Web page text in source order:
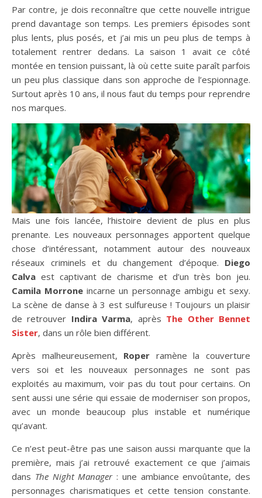
Par contre, je dois reconnaître que cette nouvelle intrigue
prend davantage son temps. Les premiers épisodes sont
plus lents, plus posés, et j’ai mis un peu plus de temps à
totalement rentrer dedans. La saison 1 avait ce côté
montée en tension puissant, là où cette suite paraît parfois
un peu plus classique dans son approche de l’espionnage.
Surtout après 10 ans, il nous faut du temps pour reprendre
nos marques.
Mais une fois lancée, l’histoire devient de plus en plus
prenante. Les nouveaux personnages apportent quelque
chose d’intéressant, notamment autour des nouveaux
réseaux criminels et du changement d’époque. Diego
Calva est captivant de charisme et d’un très bon jeu.
Camila Morrone incarne un personnage ambigu et sexy.
La scène de danse à 3 est sulfureuse ! Toujours un plaisir
de retrouver Indira Varma, après The Other Bennet
Sister, dans un rôle bien différent.
Après malheureusement, Roper ramène la couverture
vers soi et les nouveaux personnages ne sont pas
exploités au maximum, voir pas du tout pour certains. On
sent aussi une série qui essaie de moderniser son propos,
avec un monde beaucoup plus instable et numérique
qu’avant.
Ce n’est peut-être pas une saison aussi marquante que la
première, mais j’ai retrouvé exactement ce que j’aimais
dans The Night Manager: une ambiance envoûtante, des
personnages charismatiques et cette tension constante.